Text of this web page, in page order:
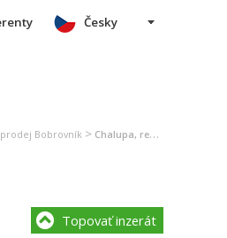
Česky
Bobrovník > Chalupa, rekreační domek na prodej Bobrovník
Topovať inzerát